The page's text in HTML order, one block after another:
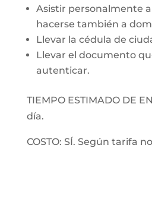
Asistir personalmente
hacerse también a
Llevar la cédula de
Llevar el documento
autenticar.
TIEMPO ESTIMADO DE
día.
COSTO: SÍ. Según tarifa